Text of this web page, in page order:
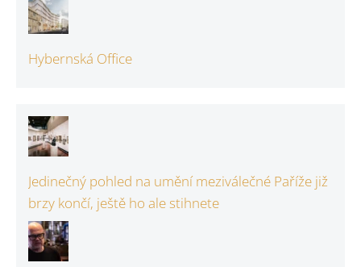
Hybernská Office
Jedinečný pohled na umění meziválečné Paříže již
brzy končí, ještě ho ale stihnete